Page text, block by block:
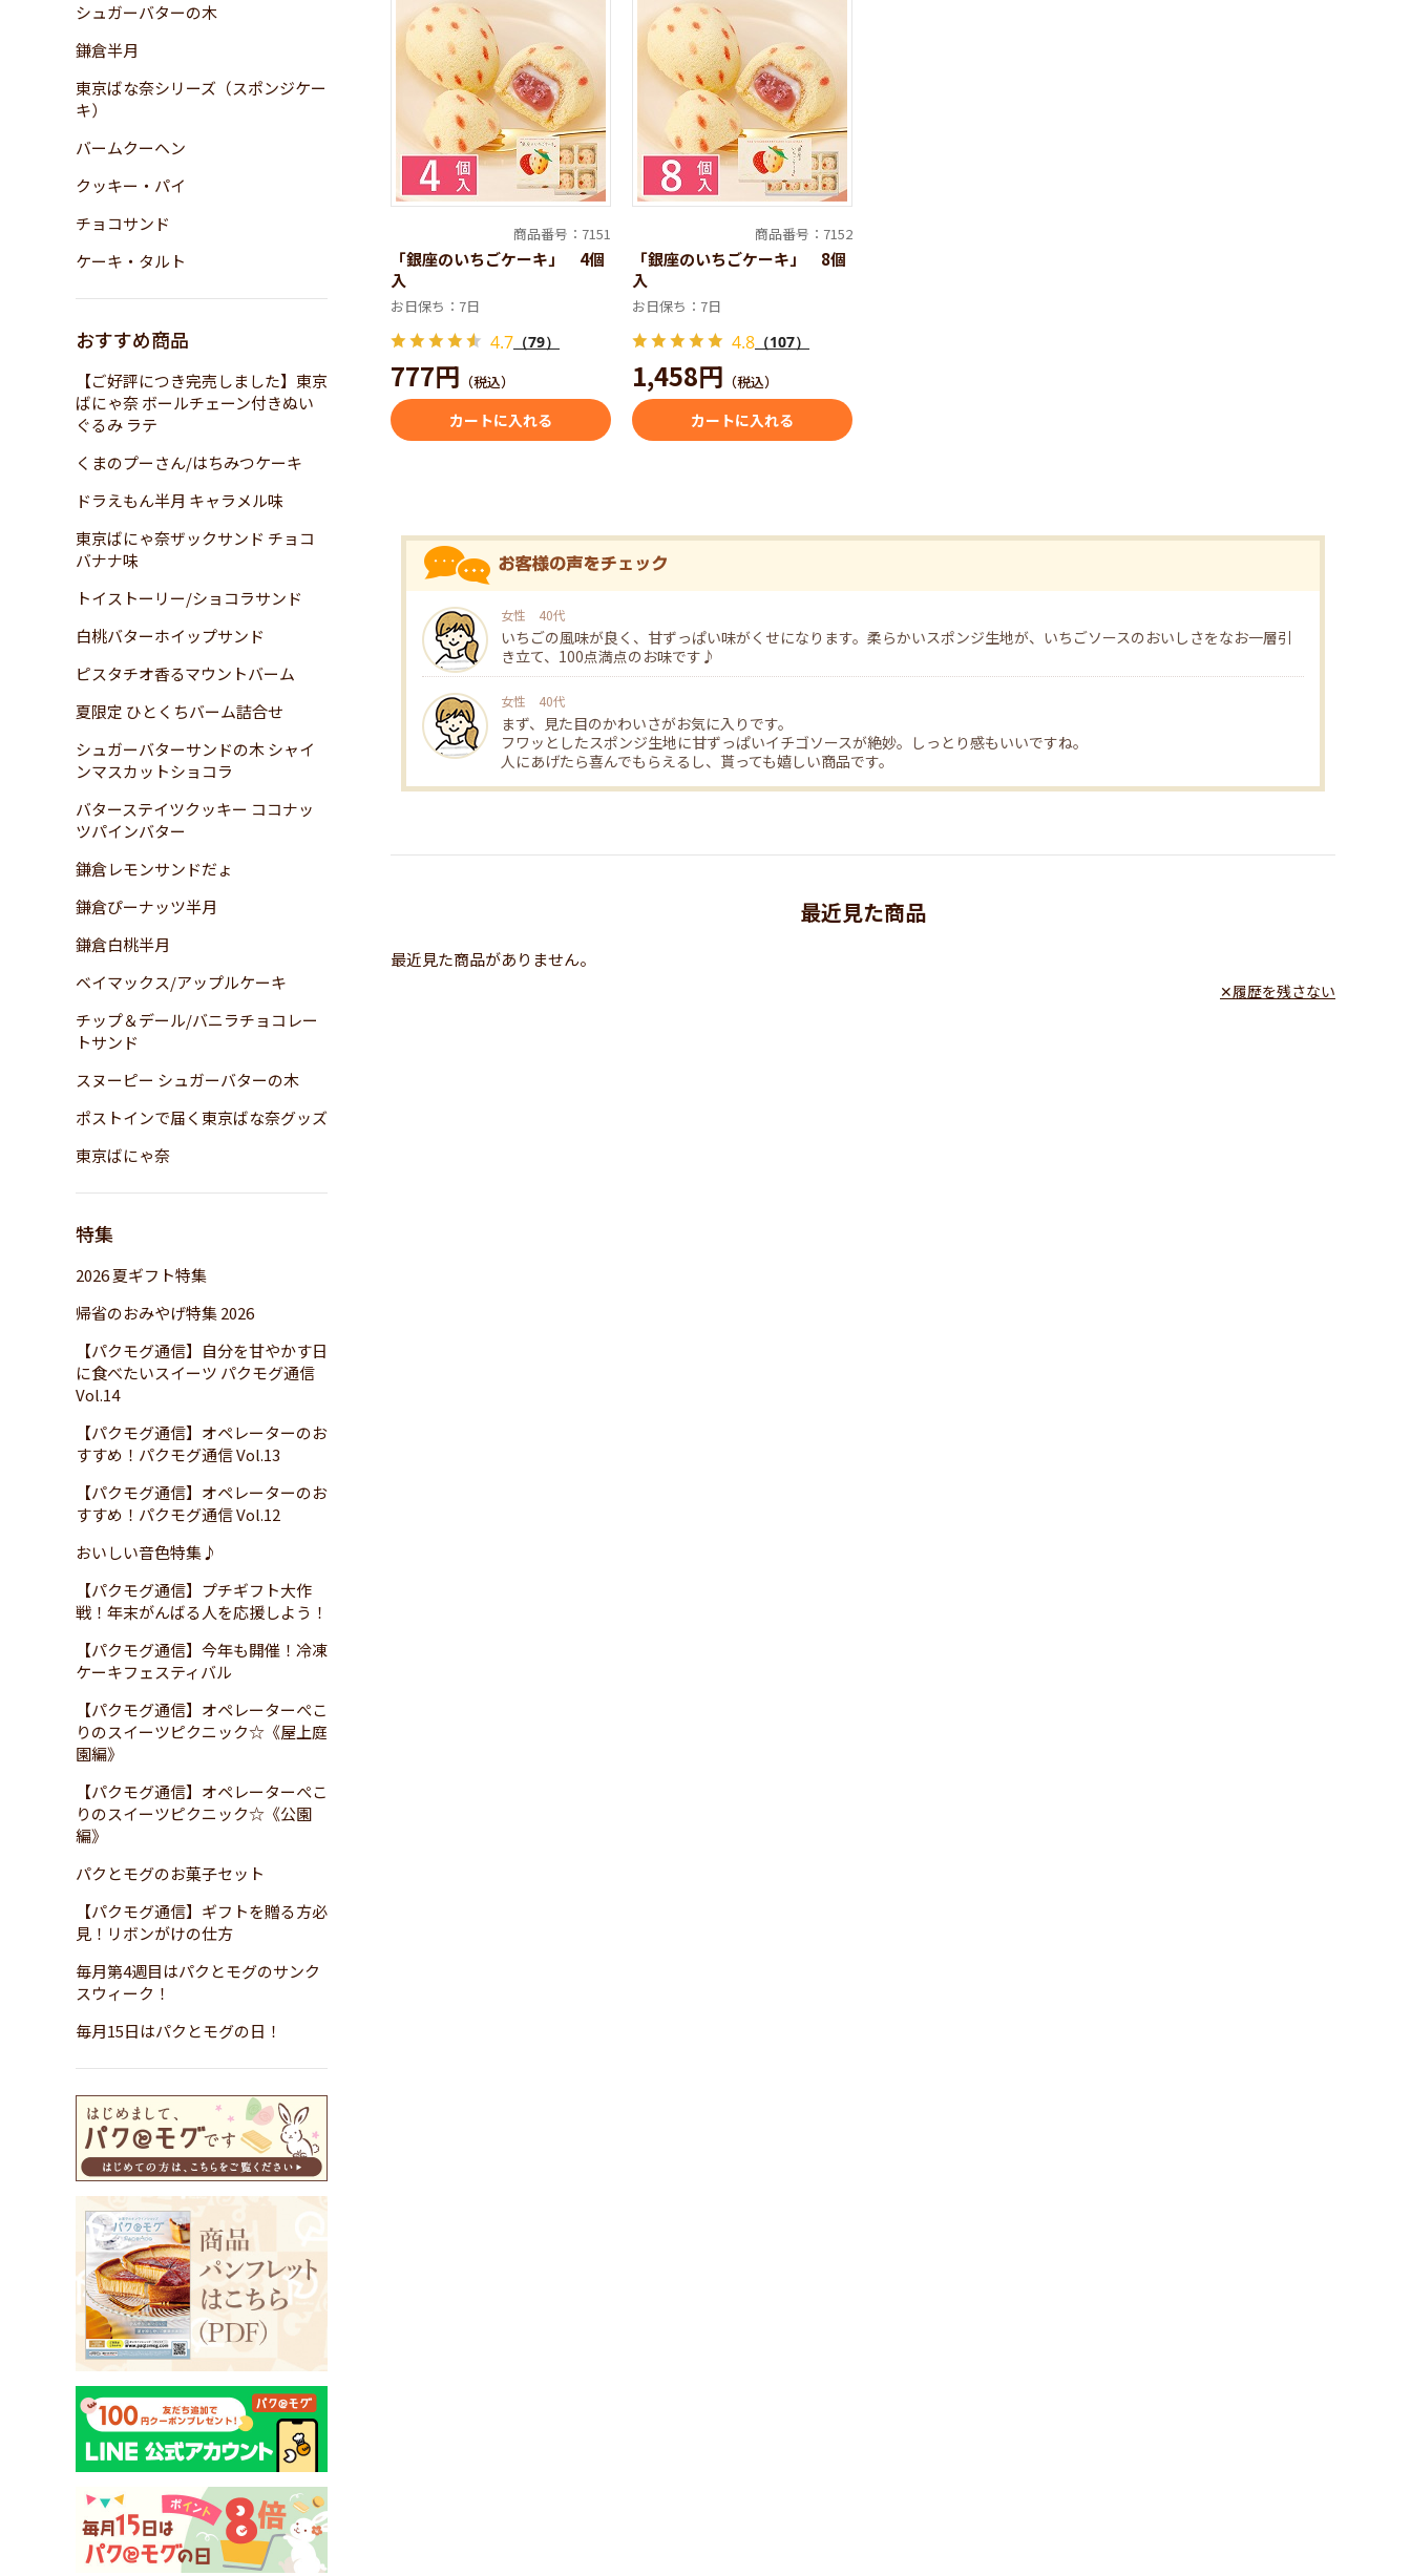
シュガーバターの木
鎌倉半月
東京ばな奈シリーズ（スポンジケー
キ）
バームクーヘン
クッキー・パイ
チョコサンド
ケーキ・タルト
おすすめ商品
【ご好評につき完売しました】東京
ばにゃ奈 ボールチェーン付きぬい
ぐるみ ラテ
くまのプーさん/はちみつケーキ
ドラえもん半月 キャラメル味
東京ばにゃ奈ザックサンド チョコ
バナナ味
トイストーリー/ショコラサンド
白桃バターホイップサンド
ピスタチオ香るマウントバーム
夏限定 ひとくちバーム詰合せ
シュガーバターサンドの木 シャイ
ンマスカットショコラ
バターステイツクッキー ココナッ
ツパインバター
鎌倉レモンサンドだょ
鎌倉ぴーナッツ半月
鎌倉白桃半月
ベイマックス/アップルケーキ
チップ＆デール/バニラチョコレー
トサンド
スヌーピー シュガーバターの木
ポストインで届く東京ばな奈グッズ
東京ばにゃ奈
特集
2026 夏ギフト特集
帰省のおみやげ特集 2026
【パクモグ通信】自分を甘やかす日
に食べたいスイーツ パクモグ通信
Vol.14
【パクモグ通信】オペレーターのお
すすめ！パクモグ通信 Vol.13
【パクモグ通信】オペレーターのお
すすめ！パクモグ通信 Vol.12
おいしい音色特集♪
【パクモグ通信】プチギフト大作
戦！年末がんばる人を応援しよう！
【パクモグ通信】今年も開催！冷凍
ケーキフェスティバル
【パクモグ通信】オペレーターぺこ
りのスイーツピクニック☆《屋上庭
園編》
【パクモグ通信】オペレーターぺこ
りのスイーツピクニック☆《公園
編》
パクとモグのお菓子セット
【パクモグ通信】ギフトを贈る方必
見！リボンがけの仕方
毎月第4週目はパクとモグのサンク
スウィーク！
毎月15日はパクとモグの日！
商品番号：7151
「銀座のいちごケーキ」 4個
入
お日保ち：7日
4.7 （79）
777円 （税込）
カートに入れる
商品番号：7152
「銀座のいちごケーキ」 8個
入
お日保ち：7日
4.8 （107）
1,458円 （税込）
カートに入れる
女性 40代
いちごの風味が良く、甘ずっぱい味がくせになります。柔らかいスポンジ生地が、いちごソースのおいしさをなお一層引
き立て、100点満点のお味です♪
女性 40代
まず、見た目のかわいさがお気に入りです。
フワッとしたスポンジ生地に甘ずっぱいイチゴソースが絶妙。しっとり感もいいですね。
人にあげたら喜んでもらえるし、貰っても嬉しい商品です。
最近見た商品
最近見た商品がありません。
履歴を残さない